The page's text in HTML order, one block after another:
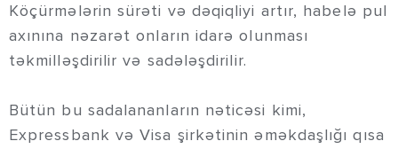
Köçürmələrin sürəti və dəqiqliyi artır, habelə pul
axınına nəzarət onların idarə olunması
təkmilləşdirilir və sadələşdirilir.
Bütün bu sadalananların nəticəsi kimi,
Expressbank və Visa şirkətinin əməkdaşlığı qısa